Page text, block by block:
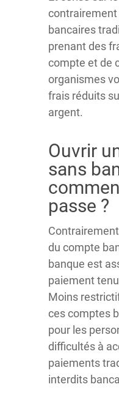
contrairement
bancaires
prenant des
compte et de
organismes
frais réduits
argent.
Ouvrir
sans
passe ?
du compte
banque est
paiement
Moins
ces comptes
pour les
difficultés à
paiements
interdits